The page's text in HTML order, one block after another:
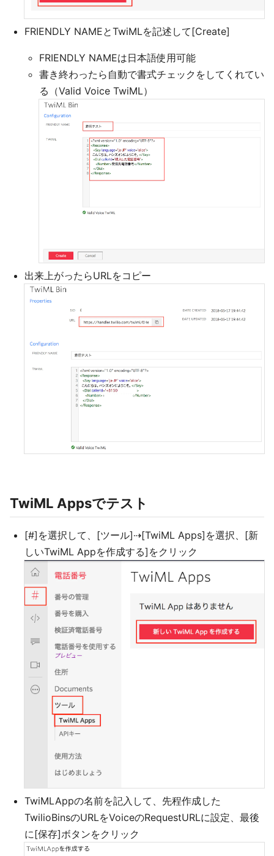
FRIENDLY NAMEとTwiMLを記述して[Create]
FRIENDLY NAMEは日本語使用可能
書き終わったら自動で書式チェックをしてくれてい
る（Valid Voice TwiML）
出来上がったらURLをコピー
TwiML Appsでテスト
[#]を選択して、[ツール]⇢[TwiML Apps]を選択、[新
しいTwiML Appを作成する]をクリック
TwiMLAppの名前を記入して、先程作成した
TwilioBinsのURLをVoiceのRequestURLに設定、最後
に[保存]ボタンをクリック